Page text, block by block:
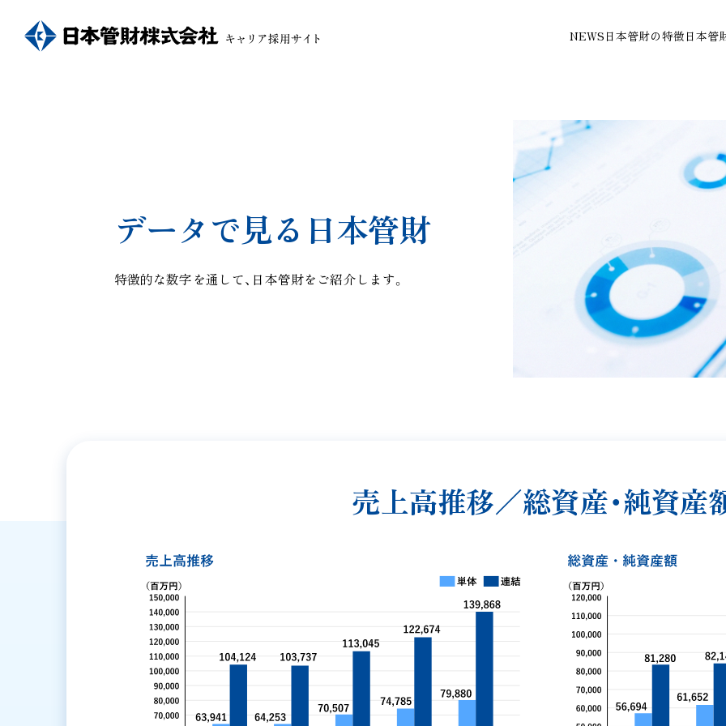
NEWS 日本管財の特徴 日本管
データで見る日本管財
特徴的な数字を通して、日本管財をご紹介します。
売上高推移／総資産・純資産